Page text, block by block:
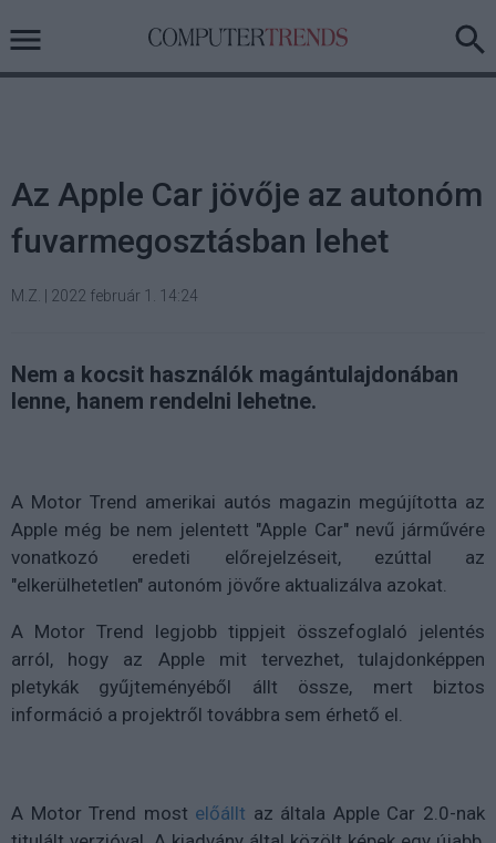
Az Apple Car jövője az autonóm
fuvarmegosztásban lehet
M.Z. 2022 február 1. 14:24
Nem a kocsit használók magántulajdonában
lenne, hanem rendelni lehetne.
A Motor Trend amerikai autós magazin megújította az
Apple még be nem jelentett "Apple Car" nevű járművére
vonatkozó eredeti előrejelzéseit, ezúttal az
"elkerülhetetlen" autonóm jövőre aktualizálva azokat.
A Motor Trend legjobb tippjeit összefoglaló jelentés
arról, hogy az Apple mit tervezhet, tulajdonképpen
pletykák gyűjteményéből állt össze, mert biztos
információ a projektről továbbra sem érhető el.
A Motor Trend most előállt az általa Apple Car 2.0-nak